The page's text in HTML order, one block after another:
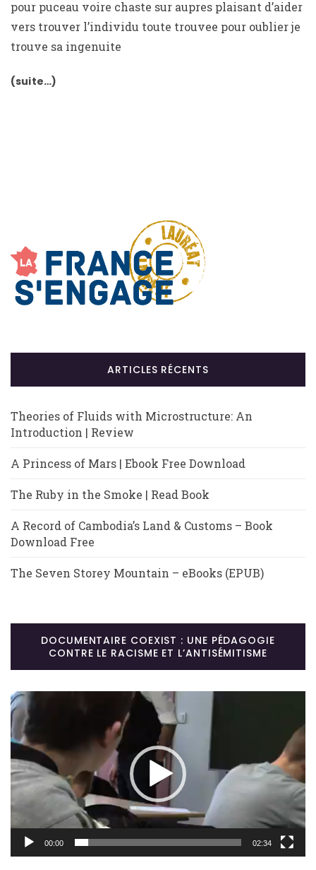
pour puceau voire chaste sur aupres plaisant d’aider
vers trouver l’individu toute trouvee pour oublier je
trouve sa ingenuite
(suite…)
ARTICLES RÉCENTS
Theories of Fluids with Microstructure: An
Introduction | Review
A Princess of Mars | Ebook Free Download
The Ruby in the Smoke | Read Book
A Record of Cambodia’s Land & Customs – Book
Download Free
The Seven Storey Mountain – eBooks (EPUB)
DOCUMENTAIRE COEXIST : UNE PÉDAGOGIE
CONTRE LE RACISME ET L’ANTISÉMITISME
Lecteur
vidéo
00:00 02:34